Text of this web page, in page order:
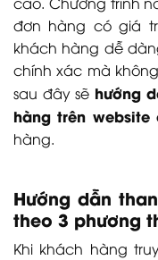
đơn hàng có giá
khách hàng dễ
chính xác mà
sau đây sẽ hướng
hàng trên website
hàng.
Hướng dẫn
theo 3 phương
Khi khách hàng